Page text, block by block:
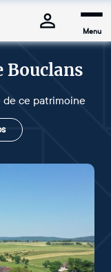
Menu
Bouclans
de ce patrimoine